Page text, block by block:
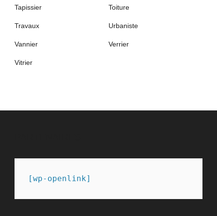
Tapissier Toiture
Travaux Urbaniste
Vannier Verrier
Vitrier
[wp-openlink]